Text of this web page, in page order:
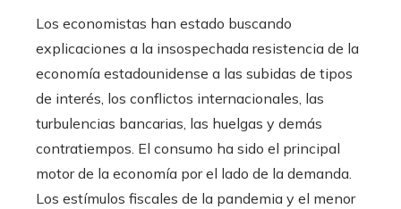
Los economistas han estado buscando
explicaciones a la insospechada resistencia de la
economía estadounidense a las subidas de tipos
de interés, los conflictos internacionales, las
turbulencias bancarias, las huelgas y demás
contratiempos. El consumo ha sido el principal
motor de la economía por el lado de la demanda.
Los estímulos fiscales de la pandemia y el menor